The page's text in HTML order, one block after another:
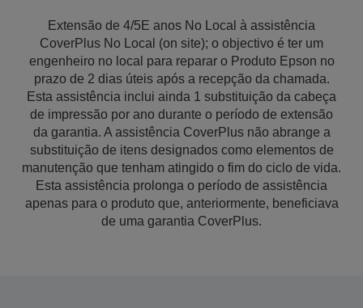
Extensão de 4/5E anos No Local à assistência
CoverPlus No Local (on site); o objectivo é ter um
engenheiro no local para reparar o Produto Epson no
prazo de 2 dias úteis após a recepção da chamada.
Esta assistência inclui ainda 1 substituição da cabeça
de impressão por ano durante o período de extensão
da garantia. A assistência CoverPlus não abrange a
substituição de itens designados como elementos de
manutenção que tenham atingido o fim do ciclo de vida.
Esta assistência prolonga o período de assistência
apenas para o produto que, anteriormente, beneficiava
de uma garantia CoverPlus.